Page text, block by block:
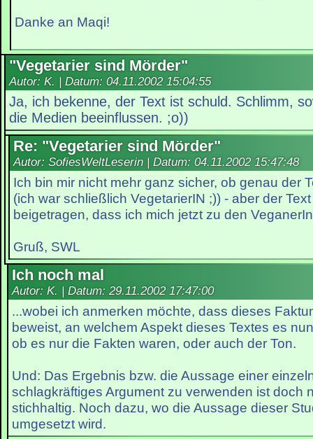
Danke an Maqi!
"Vegetarier sind Mörder"
Autor: K. | Datum: 04.11.2002 15:04:55
Ja, ich bekenne, der Text ist schuld. Schlimm,
die Medien beeinflussen. ;o))
Re: "Vegetarier sind Mörder"
Autor: SofiesWeltLeserin | Datum: 04.11.2002 15:47:48
Ich bin mir nicht mehr ganz sicher, ob genau der
(ich war schließlich VegetarierIN ;)) - aber der
beigetragen, dass ich mich jetzt zu den
Gruß, SWL
Ich noch mal
Autor: K. | Datum: 29.11.2002 17:47:00
...wobei ich anmerken möchte, dass dieses
beweist, an welchem Aspekt dieses Textes es
ob es nur die Fakten waren, oder auch der Ton.
Und: Das Ergebnis bzw. die Aussage einer
schlagkräftiges Argument zu verwenden ist doch
stichhaltig. Noch dazu, wo die Aussage dieser
umgesetzt wird.